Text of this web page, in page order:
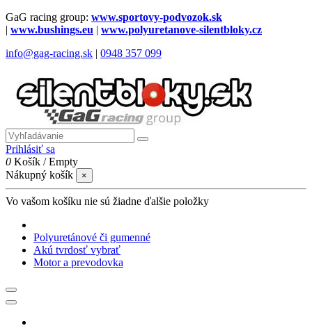
GaG racing group: www.sportovy-podvozok.sk
| www.bushings.eu | www.polyuretanove-silentbloky.cz
info@gag-racing.sk | 0948 357 099
Prihlásiť sa
0 Košík /Empty
Nákupný košík
×
Vo vašom košíku nie sú žiadne ďalšie položky
Polyuretánové či gumenné
Akú tvrdosť vybrať
Motor a prevodovka